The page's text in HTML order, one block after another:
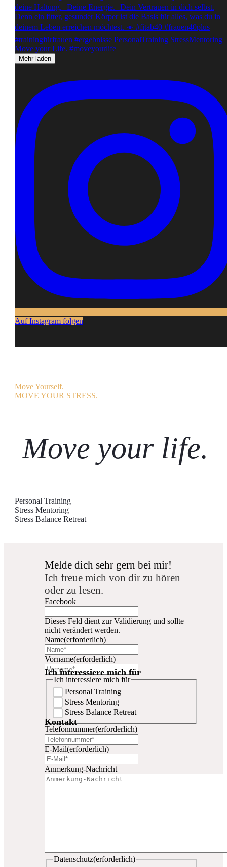
Mehr laden
Auf Instagram folgen
Move Yourself.
MOVE YOUR STRESS.
Move your life.
Personal Training
Stress Mentoring
Stress Balance Retreat
Melde dich sehr gern bei mir!
Ich freue mich von dir zu hören
oder zu lesen.
Facebook
Dieses Feld dient zur Validierung und sollte
nicht verändert werden.
Name(erforderlich)
Vorname(erforderlich)
Ich interessiere mich für
Ich interessiere mich für
Personal Training
Stress Mentoring
Stress Balance Retreat
Kontakt
Telefonnummer(erforderlich)
E-Mail(erforderlich)
Anmerkung-Nachricht
Datenschutz(erforderlich)